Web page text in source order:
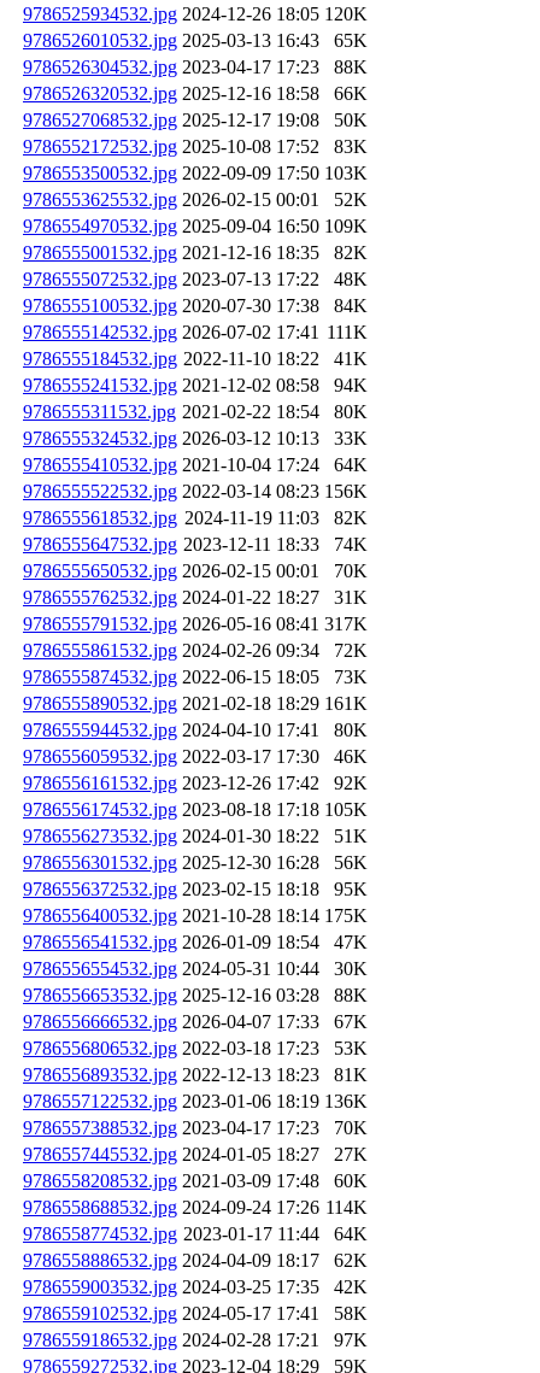
9786525934532.jpg 2024-12-26 18:05 120K
9786526010532.jpg 2025-03-13 16:43
65K
9786526304532.jpg 2023-04-17 17:23
88K
9786526320532.jpg 2025-12-16 18:58
66K
9786527068532.jpg 2025-12-17 19:08
50K
9786552172532.jpg 2025-10-08 17:52
83K
9786553500532.jpg 2022-09-09 17:50 103K
9786553625532.jpg 2026-02-15 00:01
52K
9786554970532.jpg 2025-09-04 16:50 109K
9786555001532.jpg 2021-12-16 18:35
82K
9786555072532.jpg 2023-07-13 17:22
48K
9786555100532.jpg 2020-07-30 17:38
84K
9786555142532.jpg 2026-07-02 17:41 111K
9786555184532.jpg 2022-11-10 18:22
41K
9786555241532.jpg 2021-12-02 08:58
94K
9786555311532.jpg 2021-02-22 18:54
80K
9786555324532.jpg 2026-03-12 10:13
33K
9786555410532.jpg 2021-10-04 17:24
64K
9786555522532.jpg 2022-03-14 08:23 156K
9786555618532.jpg 2024-11-19 11:03
82K
9786555647532.jpg 2023-12-11 18:33
74K
9786555650532.jpg 2026-02-15 00:01
70K
9786555762532.jpg 2024-01-22 18:27
31K
9786555791532.jpg 2026-05-16 08:41 317K
9786555861532.jpg 2024-02-26 09:34
72K
9786555874532.jpg 2022-06-15 18:05
73K
9786555890532.jpg 2021-02-18 18:29 161K
9786555944532.jpg 2024-04-10 17:41
80K
9786556059532.jpg 2022-03-17 17:30
46K
9786556161532.jpg 2023-12-26 17:42
92K
9786556174532.jpg 2023-08-18 17:18 105K
9786556273532.jpg 2024-01-30 18:22
51K
9786556301532.jpg 2025-12-30 16:28
56K
9786556372532.jpg 2023-02-15 18:18
95K
9786556400532.jpg 2021-10-28 18:14 175K
9786556541532.jpg 2026-01-09 18:54
47K
9786556554532.jpg 2024-05-31 10:44
30K
9786556653532.jpg 2025-12-16 03:28
88K
9786556666532.jpg 2026-04-07 17:33
67K
9786556806532.jpg 2022-03-18 17:23
53K
9786556893532.jpg 2022-12-13 18:23
81K
9786557122532.jpg 2023-01-06 18:19 136K
9786557388532.jpg 2023-04-17 17:23
70K
9786557445532.jpg 2024-01-05 18:27
27K
9786558208532.jpg 2021-03-09 17:48
60K
9786558688532.jpg 2024-09-24 17:26 114K
9786558774532.jpg 2023-01-17 11:44
64K
9786558886532.jpg 2024-04-09 18:17
62K
9786559003532.jpg 2024-03-25 17:35
42K
9786559102532.jpg 2024-05-17 17:41
58K
9786559186532.jpg 2024-02-28 17:21
97K
9786559272532.jpg 2023-12-04 18:29
59K